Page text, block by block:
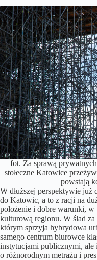
fot. Za sprawą
stołeczne Katowice
powstają
W dłuższej perspektywie już
do Katowic, a to z racji na
położenie i dobre warunki,
kulturową regionu. W ślad
którym sprzyja hybrydowa
samego centrum biurowce
instytucjami publicznymi,
o różnorodnym metrażu i